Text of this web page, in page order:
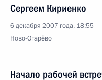
Сергеем Кириенко
6 декабря 2007 года, 18:55
Ново-Огарёво
Начало рабочей